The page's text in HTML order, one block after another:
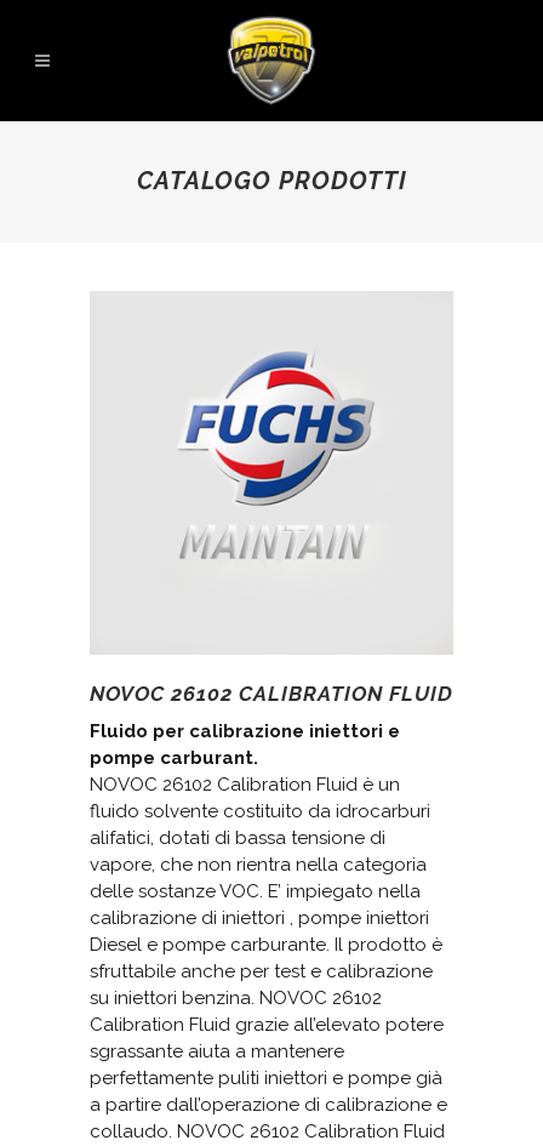
CATALOGO PRODOTTI
NOVOC 26102 CALIBRATION FLUID
Fluido per calibrazione iniettori e
pompe carburant.
NOVOC 26102 Calibration Fluid è un
fluido solvente costituito da idrocarburi
alifatici, dotati di bassa tensione di
vapore, che non rientra nella categoria
delle sostanze VOC. E’ impiegato nella
calibrazione di iniettori , pompe iniettori
Diesel e pompe carburante. Il prodotto è
sfruttabile anche per test e calibrazione
su iniettori benzina. NOVOC 26102
Calibration Fluid grazie all’elevato potere
sgrassante aiuta a mantenere
perfettamente puliti iniettori e pompe già
a partire dall’operazione di calibrazione e
collaudo. NOVOC 26102 Calibration Fluid